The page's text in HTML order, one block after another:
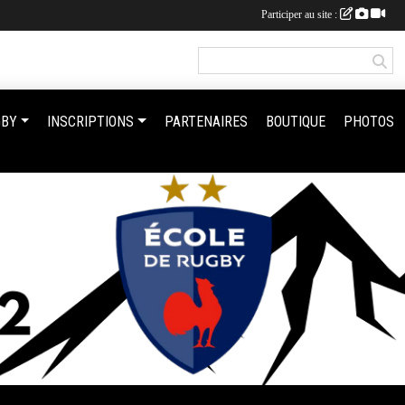
INSCRIPTIONS PARTENAIRES BOUTIQUE PHOTOS
Participer au site :